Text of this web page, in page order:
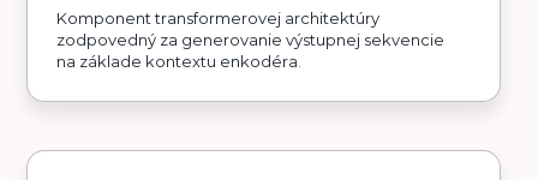
Komponent transformerovej architektúry
zodpovedný za generovanie výstupnej sekvencie
na základe kontextu enkodéra.